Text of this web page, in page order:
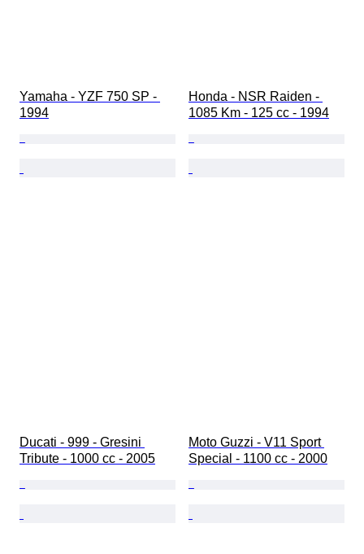
Yamaha - YZF 750 SP -
1994
Honda - NSR Raiden -
1085 Km - 125 cc - 1994
Ducati - 999 - Gresini
Tribute - 1000 cc - 2005
Moto Guzzi - V11 Sport
Special - 1100 cc - 2000